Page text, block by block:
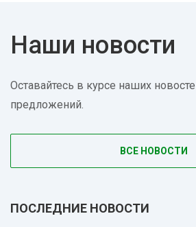
Наши новости
Оставайтесь в курсе наших
предложений.
ВСЕ НОВОСТИ
ПОСЛЕДНИЕ НОВОСТИ